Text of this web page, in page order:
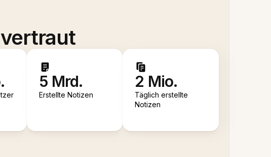
5 Mrd.
Erstellte Notizen
2 Mio.
Täglich erstellte
Notizen